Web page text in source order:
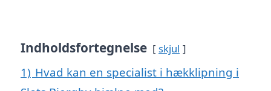
Indholdsfortegnelse skjul
1) Hvad kan en specialist i hækklipning i